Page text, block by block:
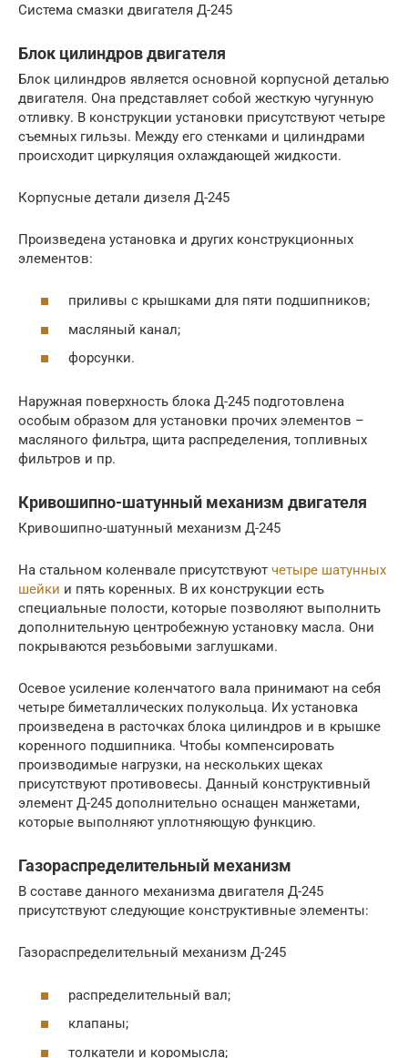
Система смазки двигателя Д-245
Блок цилиндров двигателя
Блок цилиндров является основной корпусной деталью
двигателя. Она представляет собой жесткую чугунную
отливку. В конструкции установки присутствуют четыре
съемных гильзы. Между его стенками и цилиндрами
происходит циркуляция охлаждающей жидкости.
Корпусные детали дизеля Д-245
Произведена установка и других конструкционных
элементов:
приливы с крышками для пяти подшипников;
масляный канал;
форсунки.
Наружная поверхность блока Д-245 подготовлена
особым образом для установки прочих элементов –
масляного фильтра, щита распределения, топливных
фильтров и пр.
Кривошипно-шатунный механизм двигателя
Кривошипно-шатунный механизм Д-245
На стальном коленвале присутствуют четыре шатунных
шейки и пять коренных. В их конструкции есть
специальные полости, которые позволяют выполнить
дополнительную центробежную установку масла. Они
покрываются резьбовыми заглушками.
Осевое усиление коленчатого вала принимают на себя
четыре биметаллических полукольца. Их установка
произведена в расточках блока цилиндров и в крышке
коренного подшипника. Чтобы компенсировать
производимые нагрузки, на нескольких щеках
присутствуют противовесы. Данный конструктивный
элемент Д-245 дополнительно оснащен манжетами,
которые выполняют уплотняющую функцию.
Газораспределительный механизм
В составе данного механизма двигателя Д-245
присутствуют следующие конструктивные элементы:
Газораспределительный механизм Д-245
распределительный вал;
клапаны;
толкатели и коромысла;